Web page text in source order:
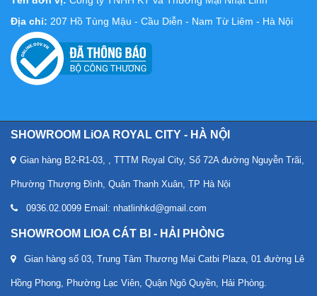
Địa chỉ: 207 Hồ Tùng Mậu - Cầu Diễn - Nam Từ Liêm - Hà Nội
SHOWROOM LiOA ROYAL CITY - HÀ NỘI
Gian hàng B2-R1-03, , TTTM Royal City, Số 72A đường Nguyễn Trãi,
Phường Thượng Đình, Quận Thanh Xuân, TP Hà Nội
0936.02.0099 Email: nhatlinhkd@gmail.com
SHOWROOM LIOA CÁT BI - HẢI PHÒNG
Gian hàng số 03, Trung Tâm Thương Mại Catbi Plaza, 01 đường Lê
Hồng Phong, Phường Lạc Viên, Quận Ngô Quyền, Hải Phòng.